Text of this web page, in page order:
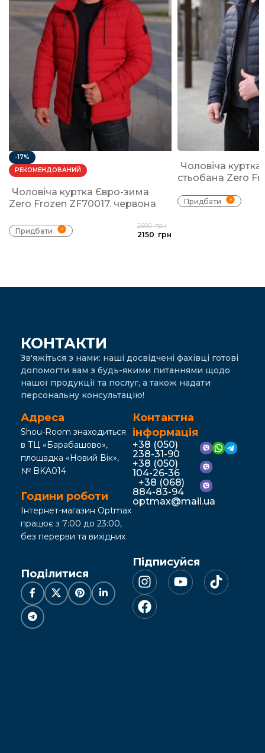
-17%
РЕКОМЕНДОВАНИЙ
Чоловіча куртка Євро-зима
Zero Frozen ZF70017. червона
Придбати
2600грн
2150 грн
Чоловіча
стьобана Zero
Придбати
КОНТАКТИ
Зв'яжіться з нами: наші досвідчені фахівці готові
допомогти вам з будь-якими питаннями щодо
нашої продукції та послуг, а також надати
персональну консультацію!
Адреса
Shou-Room знаходиться
в ТЦ «Барабашово»,
площадка «Новий Вік»,
№ BKA014
Години роботи
Інтернет-магазин Optmax
працює з 7:00 до 23:00,
без перерви та вихідних
Контактна
інформація
+38 (050)
238-31-90
+38 (050)
104-26-36
+38 (068)
884-83-94
optmax@mail.ua
Поділитися
Підписуйся